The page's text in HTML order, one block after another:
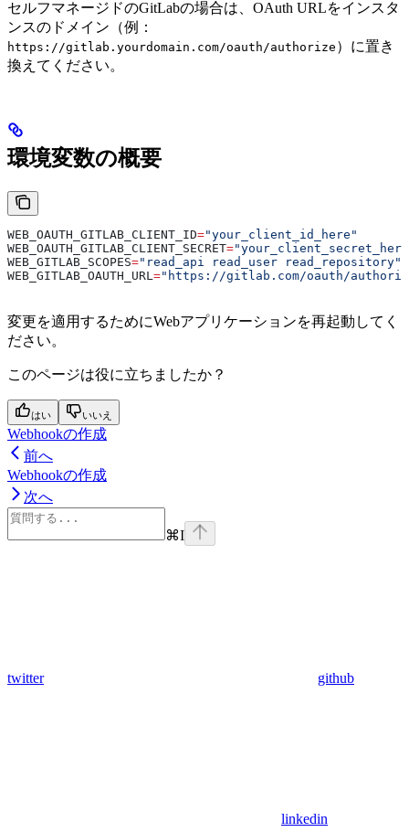
セルフマネージドのGitLabの場合は、OAuth URLをインスタ
ンスのドメイン（例：
https://gitlab.yourdomain.com/oauth/authorize ）に置き
換えてください。
環境変数の概要
WEB_OAUTH_GITLAB_CLIENT_ID="your_client_id_here"
WEB_OAUTH_GITLAB_CLIENT_SECRET=
WEB_GITLAB_SCOPES="read_api read_user read_repository"
WEB_GITLAB_OAUTH_URL="https://gitlab.com/oauth/
変更を適用するためにWebアプリケーションを再起動してく
ださい。
このページは役に立ちましたか？
はい いいえ
Webhookの作成
前へ
Webhookの作成
次へ
⌘I
twitter github
linkedin